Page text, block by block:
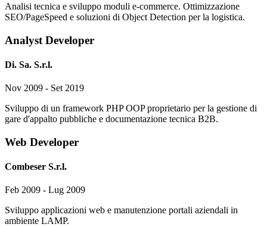
Analisi tecnica e sviluppo moduli e-commerce. Ottimizzazione
SEO/PageSpeed e soluzioni di Object Detection per la logistica.
Analyst Developer
Di. Sa. S.r.l.
Nov 2009 - Set 2019
Sviluppo di un framework PHP OOP proprietario per la gestione di
gare d'appalto pubbliche e documentazione tecnica B2B.
Web Developer
Combeser S.r.l.
Feb 2009 - Lug 2009
Sviluppo applicazioni web e manutenzione portali aziendali in
ambiente LAMP.